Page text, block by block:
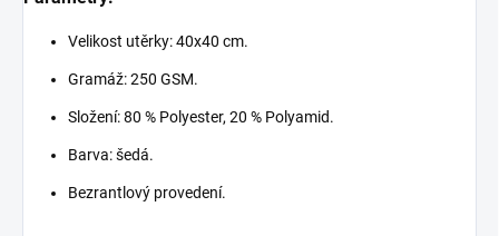
Velikost utěrky: 40x40 cm.
Gramáž: 250 GSM.
Složení: 80 % Polyester, 20 % Polyamid.
Barva: šedá.
Bezrantlový provedení.